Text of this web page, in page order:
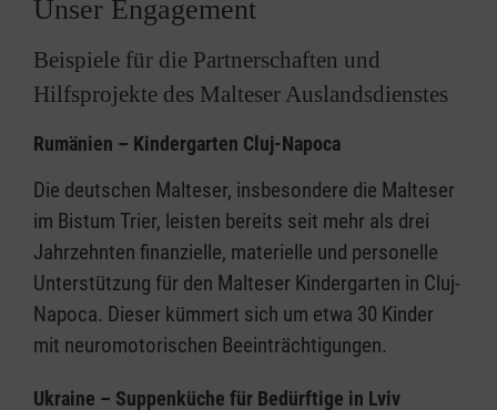
Unser Engagement
Beispiele für die Partnerschaften und
Hilfsprojekte des Malteser Auslandsdienstes
Rumänien – Kindergarten Cluj-Napoca
Die deutschen Malteser, insbesondere die Malteser
im Bistum Trier, leisten bereits seit mehr als drei
Jahrzehnten finanzielle, materielle und personelle
Unterstützung für den Malteser Kindergarten in Cluj-
Napoca. Dieser kümmert sich um etwa 30 Kinder
mit neuromotorischen Beeinträchtigungen.
Ukraine – Suppenküche für Bedürftige in Lviv